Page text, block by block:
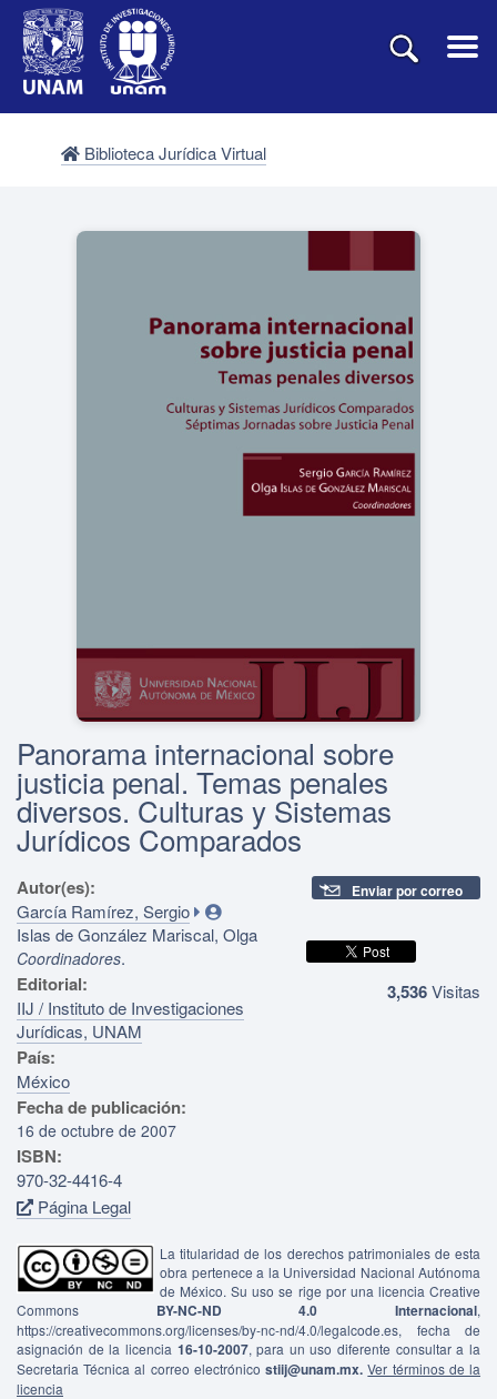
Biblioteca Jurídica Virtual
Panorama internacional sobre
justicia penal. Temas penales
diversos. Culturas y Sistemas
Jurídicos Comparados
Autor(es):
García Ramírez, Sergio
Islas de González Mariscal, Olga
Coordinadores.
Editorial:
IIJ / Instituto de Investigaciones
Jurídicas, UNAM
País:
México
Fecha de publicación:
16 de octubre de 2007
ISBN:
970-32-4416-4
Página Legal
Enviar por correo
3,536Visitas
La titularidad de los derechos patrimoniales de esta
obra pertenece a la Universidad Nacional Autónoma
de México. Su uso se rige por una licencia Creative
Commons BY-NC-ND 4.0 Internacional,
https://creativecommons.org/licenses/by-nc-nd/4.0/legalcode.es, fecha de
asignación de la licencia 16-10-2007, para un uso diferente consultar a la
Secretaria Técnica al correo electrónicostiij@unam.mx. Ver términos de la
licencia